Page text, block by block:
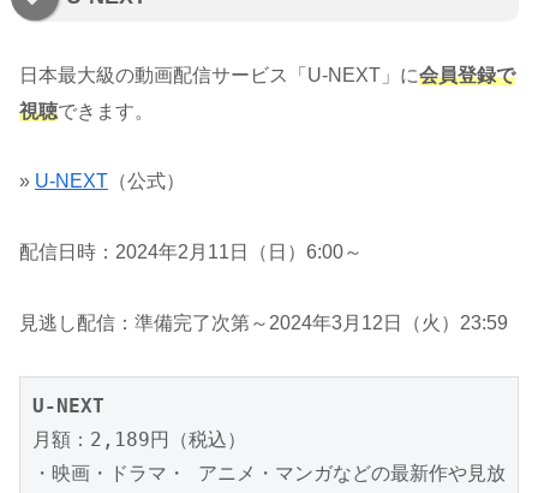
日本最大級の動画配信サービス「U-NEXT」に会員登録で
視聴できます。
» U-NEXT （公式）
配信日時：2024年2月11日（日）6:00～
見逃し配信：準備完了次第～2024年3月12日（火）23:59
U-NEXT
月額：2,189円（税込）
・映画・ドラマ・ アニメ・マンガなどの最新作や見放